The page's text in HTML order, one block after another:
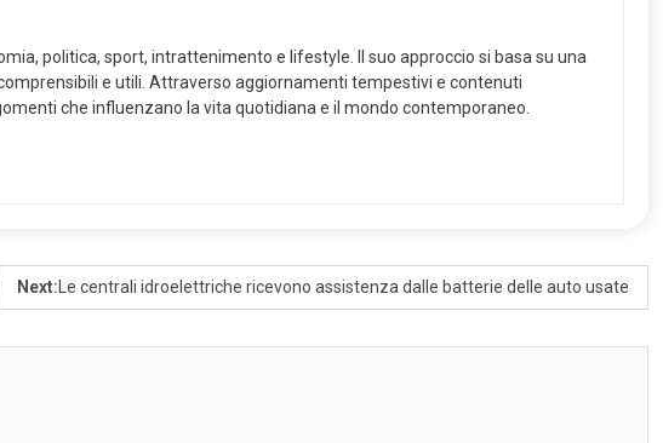
politica, sport, intrattenimento e lifestyle. Il suo approccio si basa su una
e utili. Attraverso aggiornamenti tempestivi e contenuti
che influenzano la vita quotidiana e il mondo contemporaneo.
attraverso i finanziamenti | Straniero
Next:Le centrali idroelettriche ricevono assistenza dalle batterie delle auto usate